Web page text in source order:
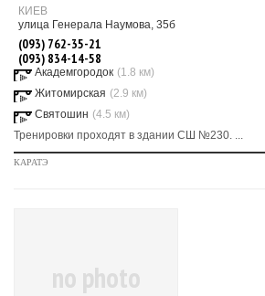
КИЕВ
улица Генерала Наумова, 35б
(093) 762-35-21
(093) 834-14-58
Академгородок (1.8 км)
Житомирская (2.9 км)
Святошин (4.5 км)
Тренировки проходят в здании СШ №230. ...
КАРАТЭ
no photo